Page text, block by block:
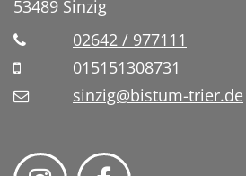
53489 Sinzig
02642 / 977111
015151308731
sinzig@bistum-trier.de